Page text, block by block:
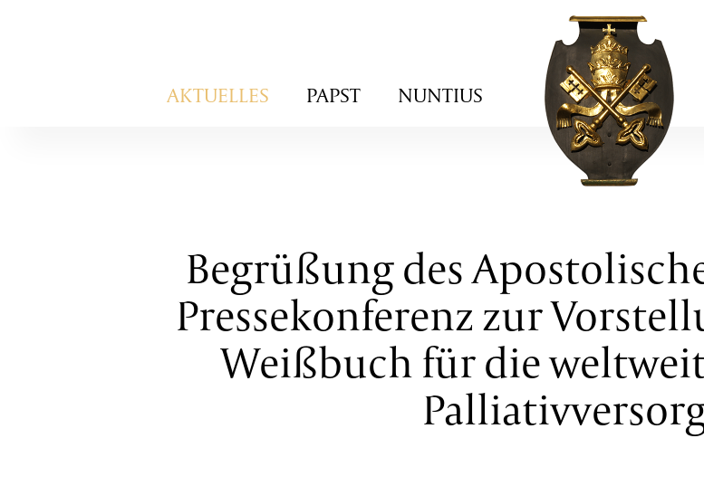
Navigation
überspringen
AKTUELLES PAPST NUNTIUS
Begrüßung des
Pressekonferenz zur
Weißbuch für die